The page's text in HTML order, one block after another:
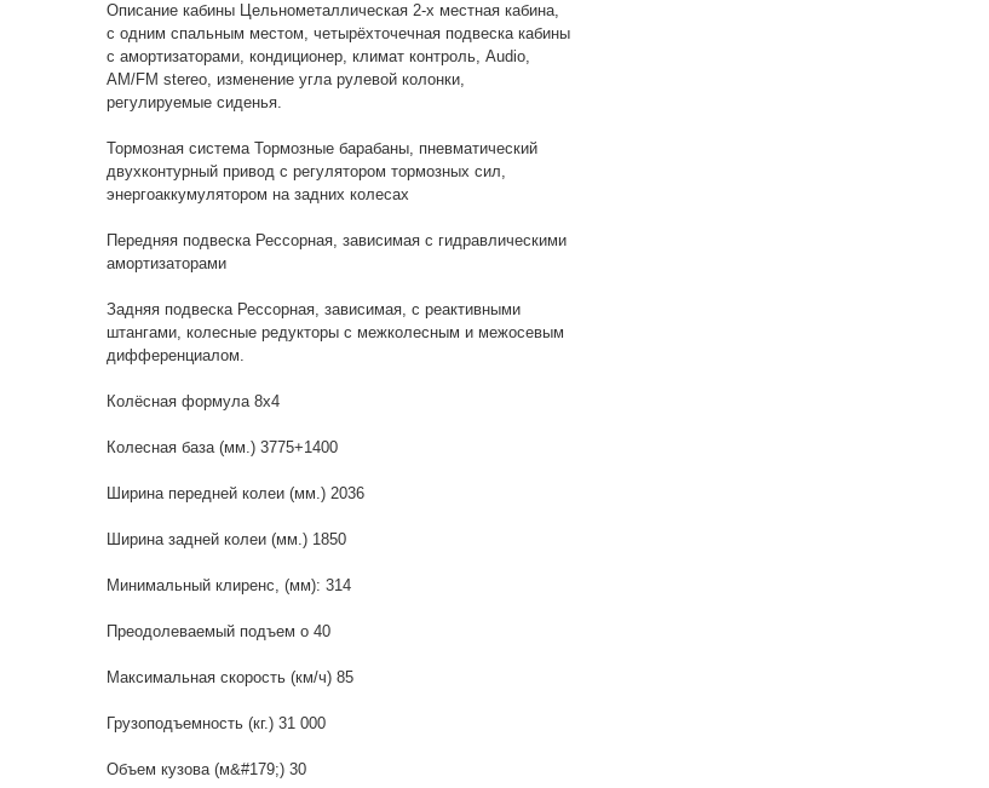
Описание кабины Цельнометаллическая 2-х местная кабина,
с одним спальным местом, четырёхточечная подвеска кабины
с амортизаторами, кондиционер, климат контроль, Audio,
AM/FM stereo, изменение угла рулевой колонки,
регулируемые сиденья.
Тормозная система Тормозные барабаны, пневматический
двухконтурный привод с регулятором тормозных сил,
энергоаккумулятором на задних колесах
Передняя подвеска Рессорная, зависимая с гидравлическими
амортизаторами
Задняя подвеска Рессорная, зависимая, с реактивными
штангами, колесные редукторы с межколесным и межосевым
дифференциалом.
Колёсная формула 8х4
Колесная база (мм.) 3775+1400
Ширина передней колеи (мм.) 2036
Ширина задней колеи (мм.) 1850
Минимальный клиренс, (мм): 314
Преодолеваемый подъем о 40
Максимальная скорость (км/ч) 85
Грузоподъемность (кг.) 31 000
Объем кузова (м&#179;) 30